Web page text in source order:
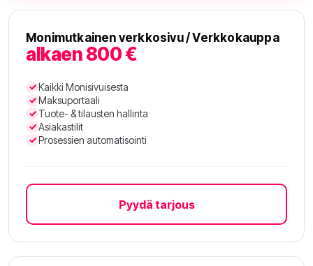
Monimutkainen verkkosivu / Verkkokauppa
alkaen 800 €
Kaikki Monisivuisesta
Maksuportaali
Tuote- & tilausten hallinta
Asiakastilit
Prosessien automatisointi
Pyydä tarjous